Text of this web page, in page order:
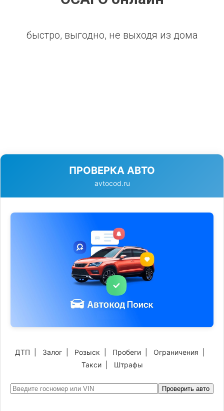
быстро, выгодно, не выходя из дома
ПРОВЕРКА АВТО
avtocod.ru
ДТП Залог Розыск Пробеги Ограничения
Такси| Штрафы
Проверить авто